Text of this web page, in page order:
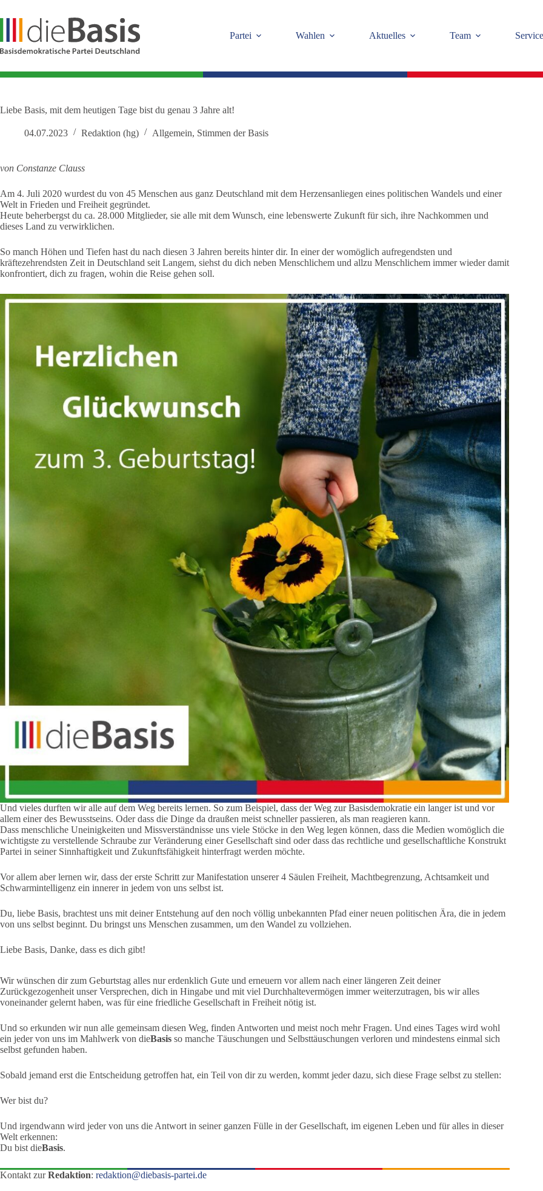
springen
Partei
Wahlen Aktuelles Team Service
Liebe Basis, mit dem heutigen Tage bist du genau 3 Jahre alt!
04.07.2023 Redaktion (hg) Allgemein, Stimmen der Basis
von Constanze Clauss
Am 4. Juli 2020 wurdest du von 45 Menschen aus ganz Deutschland mit dem Herzensanliegen eines politischen Wandels und einer
Welt in Frieden und Freiheit gegründet.
Heute beherbergst du ca. 28.000 Mitglieder, sie alle mit dem Wunsch, eine lebenswerte Zukunft für sich, ihre Nachkommen und
dieses Land zu verwirklichen.
So manch Höhen und Tiefen hast du nach diesen 3 Jahren bereits hinter dir. In einer der womöglich aufregendsten und
kräftezehrendsten Zeit in Deutschland seit Langem, siehst du dich neben Menschlichem und allzu Menschlichem immer wieder damit
konfrontiert, dich zu fragen, wohin die Reise gehen soll.
Und vieles durften wir alle auf dem Weg bereits lernen. So zum Beispiel, dass der Weg zur Basisdemokratie ein langer ist und vor
allem einer des Bewusstseins. Oder dass die Dinge da draußen meist schneller passieren, als man reagieren kann.
Dass menschliche Uneinigkeiten und Missverständnisse uns viele Stöcke in den Weg legen können, dass die Medien womöglich die
wichtigste zu verstellende Schraube zur Veränderung einer Gesellschaft sind oder dass das rechtliche und gesellschaftliche Konstrukt
Partei in seiner Sinnhaftigkeit und Zukunftsfähigkeit hinterfragt werden möchte.
Vor allem aber lernen wir, dass der erste Schritt zur Manifestation unserer 4 Säulen Freiheit, Machtbegrenzung, Achtsamkeit und
Schwarmintelligenz ein innerer in jedem von uns selbst ist.
Du, liebe Basis, brachtest uns mit deiner Entstehung auf den noch völlig unbekannten Pfad einer neuen politischen Ära, die in jedem
von uns selbst beginnt. Du bringst uns Menschen zusammen, um den Wandel zu vollziehen.
Liebe Basis, Danke, dass es dich gibt!
Wir wünschen dir zum Geburtstag alles nur erdenklich Gute und erneuern vor allem nach einer längeren Zeit deiner
Zurückgezogenheit unser Versprechen, dich in Hingabe und mit viel Durchhaltevermögen immer weiterzutragen, bis wir alles
voneinander gelernt haben, was für eine friedliche Gesellschaft in Freiheit nötig ist.
Und so erkunden wir nun alle gemeinsam diesen Weg, finden Antworten und meist noch mehr Fragen. Und eines Tages wird wohl
ein jeder von uns im Mahlwerk von dieBasis so manche Täuschungen und Selbsttäuschungen verloren und mindestens einmal sich
selbst gefunden haben.
Sobald jemand erst die Entscheidung getroffen hat, ein Teil von dir zu werden, kommt jeder dazu, sich diese Frage selbst zu stellen:
Wer bist du?
Und irgendwann wird jeder von uns die Antwort in seiner ganzen Fülle in der Gesellschaft, im eigenen Leben und für alles in dieser
Welt erkennen:
Du bist dieBasis.
Kontakt zurRedaktion: redaktion@diebasis-partei.de